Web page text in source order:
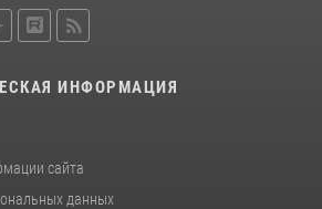
12:20 1
с заместителем
округе Виталием Кузнецовым
15:35 4
ИНФОРМАЦИЯ
сайта
данных